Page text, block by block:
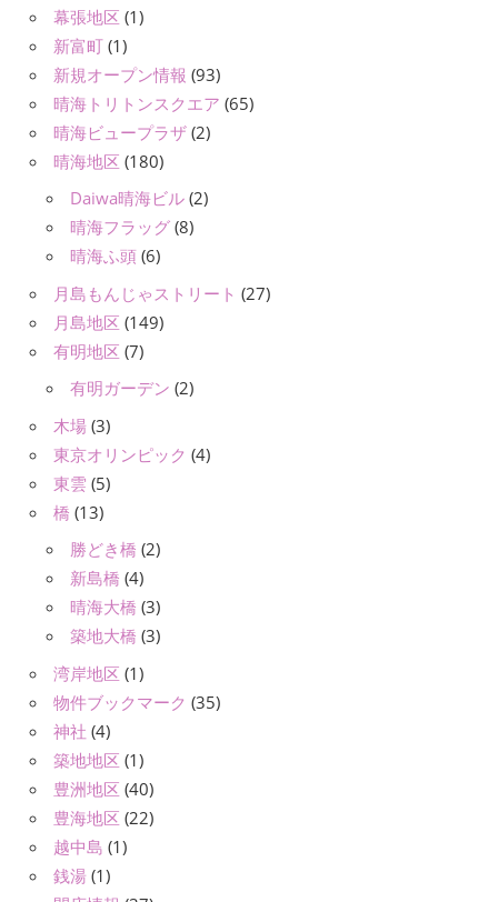
幕張地区 (1)
新富町 (1)
新規オープン情報 (93)
晴海トリトンスクエア (65)
晴海ビュープラザ (2)
晴海地区 (180)
Daiwa晴海ビル (2)
晴海フラッグ (8)
晴海ふ頭 (6)
月島もんじゃストリート (27)
月島地区 (149)
有明地区 (7)
有明ガーデン (2)
木場 (3)
東京オリンピック (4)
東雲 (5)
橋 (13)
勝どき橋 (2)
新島橋 (4)
晴海大橋 (3)
築地大橋 (3)
湾岸地区 (1)
物件ブックマーク (35)
神社 (4)
築地地区 (1)
豊洲地区 (40)
豊海地区 (22)
越中島 (1)
銭湯 (1)